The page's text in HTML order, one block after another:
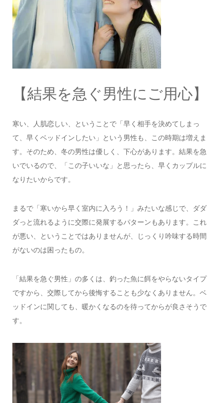
【結果を急ぐ男性にご用心】
寒い、人肌恋しい、ということで「早く相手を決めてしまっ
て、早くベッドインしたい」という男性も、この時期は増えま
す。そのため、冬の男性は優しく、下心があります。結果を急
いでいるので、「この子いいな」と思ったら、早くカップルに
なりたいからです。
まるで「寒いから早く室内に入ろう！」みたいな感じで、ダダ
ダっと流れるように交際に発展するパターンもあります。これ
が悪い、ということではありませんが、じっくり吟味する時間
がないのは困ったもの。
「結果を急ぐ男性」の多くは、釣った魚に餌をやらないタイプ
ですから、交際してから後悔することも少なくありません。ベ
ッドインに関しても、暖かくなるのを待ってからが良さそうで
す。